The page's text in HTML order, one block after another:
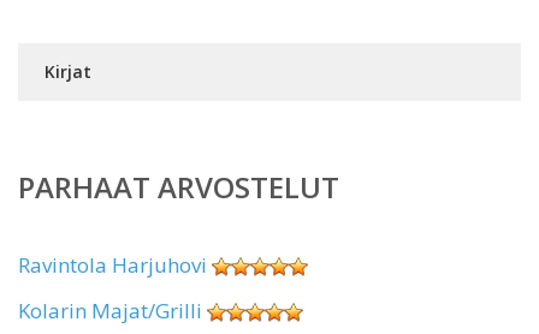
Kirjat
PARHAAT ARVOSTELUT
Ravintola Harjuhovi
Kolarin Majat/Grilli